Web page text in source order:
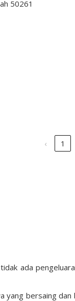
50261
‹ 1
ada
yang bersaing dan